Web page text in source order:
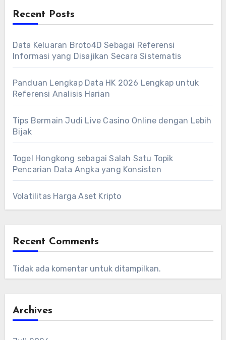
Recent Posts
Data Keluaran Broto4D Sebagai Referensi
Informasi yang Disajikan Secara Sistematis
Panduan Lengkap Data HK 2026 Lengkap untuk
Referensi Analisis Harian
Tips Bermain Judi Live Casino Online dengan Lebih
Bijak
Togel Hongkong sebagai Salah Satu Topik
Pencarian Data Angka yang Konsisten
Volatilitas Harga Aset Kripto
Recent Comments
Tidak ada komentar untuk ditampilkan.
Archives